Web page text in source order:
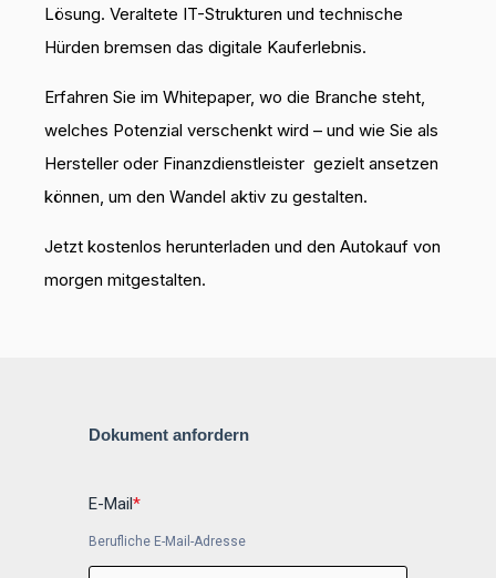
Lösung. Veraltete IT-Strukturen und technische
Hürden bremsen das digitale Kauferlebnis.
Erfahren Sie im Whitepaper, wo die Branche steht,
welches Potenzial verschenkt wird – und wie Sie als
Hersteller oder Finanzdienstleister gezielt ansetzen
können, um den Wandel aktiv zu gestalten.
Jetzt kostenlos herunterladen und den Autokauf von
morgen mitgestalten.
Dokument anfordern
E-Mail*
Berufliche E-Mail-Adresse